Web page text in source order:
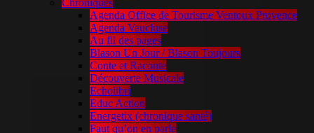
Chroniques
Agenda Office de Tourisme Ventoux Provence
Agenda Vaucluse
Au fil des pages
Blason Un Jour / Blason Toujours
Conte et Raconte
Découverte Musicale
Echolibri
Educ Action
Energetix (chronique santé)
Faut qu’on en parle